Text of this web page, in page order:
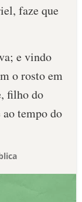
faze que
e vindo
o rosto em
filho do
tempo do